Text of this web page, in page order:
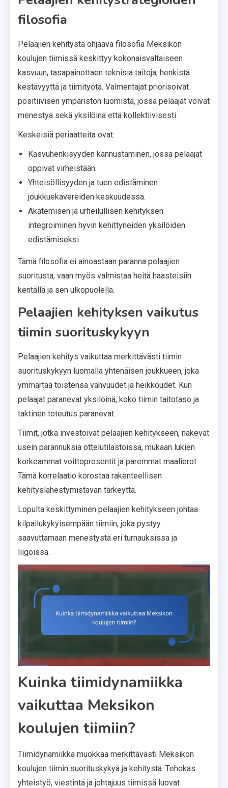
filosofia
Pelaajien kehitystä ohjaava filosofia Meksikon
koulujen tiimissä keskittyy kokonaisvaltaiseen
kasvuun, tasapainottaen teknisiä taitoja, henkistä
kestävyyttä ja tiimityötä. Valmentajat priorisoivat
positiivisen ympäristön luomista, jossa pelaajat voivat
menestyä sekä yksilöinä että kollektiivisesti.
Keskeisiä periaatteita ovat:
Kasvuhenkisyyden kannustaminen, jossa pelaajat
oppivat virheistään.
Yhteisöllisyyden ja tuen edistäminen
joukkuekavereiden keskuudessa.
Akatemisen ja urheilullisen kehityksen
integroiminen hyvin kehittyneiden yksilöiden
edistämiseksi.
Tämä filosofia ei ainoastaan paranna pelaajien
suoritusta, vaan myös valmistaa heitä haasteisiin
kentällä ja sen ulkopuolella.
Pelaajien kehityksen vaikutus
tiimin suorituskykyyn
Pelaajien kehitys vaikuttaa merkittävästi tiimin
suorituskykyyn luomalla yhtenäisen joukkueen, joka
ymmärtää toistensa vahvuudet ja heikkoudet. Kun
pelaajat paranevat yksilöinä, koko tiimin taitotaso ja
taktinen toteutus paranevat.
Tiimit, jotka investoivat pelaajien kehitykseen, näkevät
usein parannuksia ottelutilastoissa, mukaan lukien
korkeammat voittoprosentit ja paremmat maalierot.
Tämä korrelaatio korostaa rakenteellisen
kehityslähestymistavan tärkeyttä.
Lopulta keskittyminen pelaajien kehitykseen johtaa
kilpailukykyisempään tiimiin, joka pystyy
saavuttamaan menestystä eri turnauksissa ja
liigoissa.
Kuinka tiimidynamiikka
vaikuttaa Meksikon
koulujen tiimiin?
Tiimidynamiikka muokkaa merkittävästi Meksikon
koulujen tiimin suorituskykyä ja kehitystä. Tehokas
yhteistyö, viestintä ja johtajuus tiimissä luovat